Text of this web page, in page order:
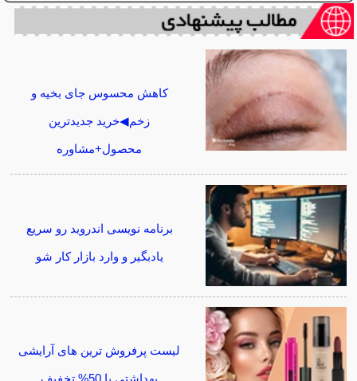
کاهش محسوس جای بخیه و
زخم◀خرید جدیدترین
محصول+مشاوره
برنامه نویسی اندروید رو سریع
یادبگیر و وارد بازار کار شو
لیست پرفروش ترین های آرایشی